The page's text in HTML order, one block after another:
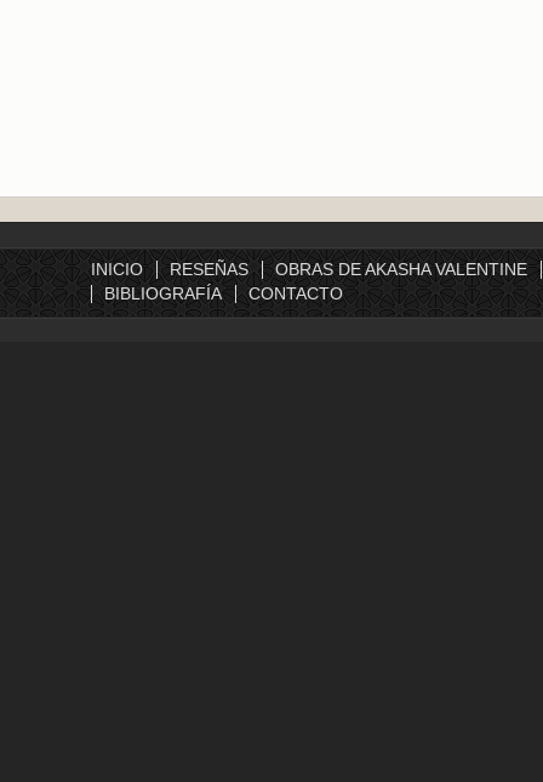
INICIO RESEÑAS
OBRAS DE AKASHA VALENTINE
BIBLIOGRAFÍA
CONTACTO